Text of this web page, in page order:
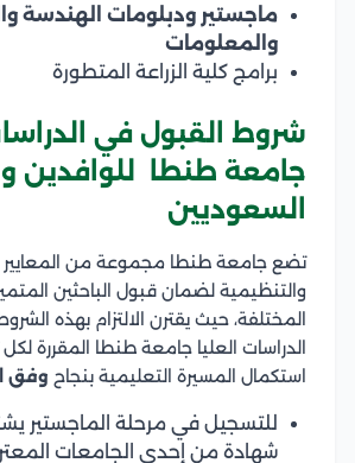
ماجستير ودبلومات الهندسة
والمعلومات
برامج كلية الزراعة المتطورة
شروط القبول في
جامعة طنطا للوافدين و
السعوديين
تضع جامعة طنطا مجموعة من المعايير
والتنظيمية لضمان قبول الباحثين
المختلفة، حيث يقترن الالتزام بهذه
الدراسات العليا جامعة طنطا
استكمال المسيرة التعليمية بنجاح وفق
للتسجيل في مرحلة الماجستير
شهادة من إحدى الجامعات